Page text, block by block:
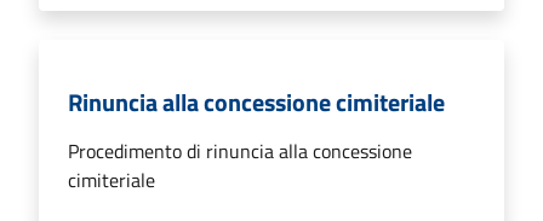
Rinuncia alla concessione cimiteriale
Procedimento di rinuncia alla concessione
cimiteriale